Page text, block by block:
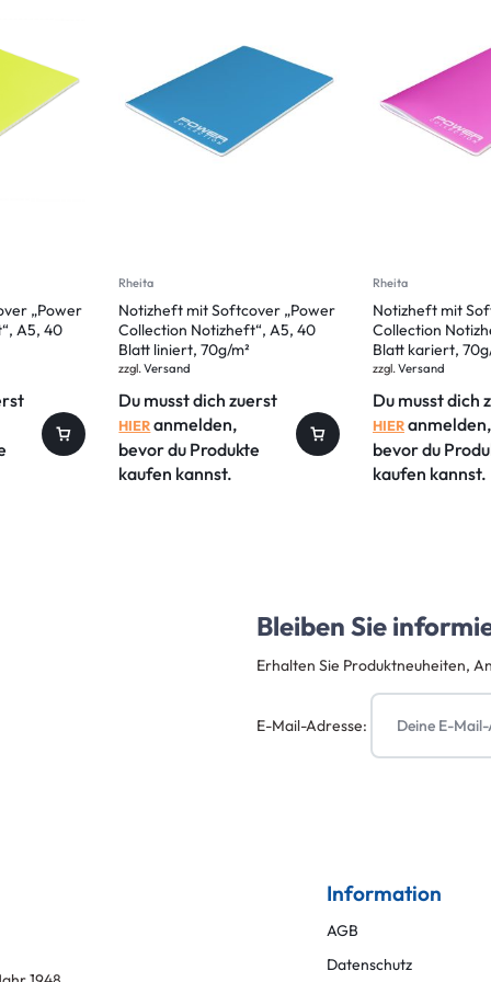
„Power
A5, 40
Rheita
Notizheft mit Softcover „Power
Collection Notizheft“, A5, 40
Blatt liniert, 70g/m²
zzgl.Versand
Du musst dich zuerst
HIERanmelden,
bevor du Produkte
kaufen kannst.
Rheita
Notizheft mit
Collection
Blatt kariert,
zzgl. Versand
Du musst dich
HIERanmelden,
bevor du
kaufen kannst.
Bleiben Sie
Erhalten Sie Produktneuheiten,
E-Mail-Adresse:
Information
AGB
Datenschutz